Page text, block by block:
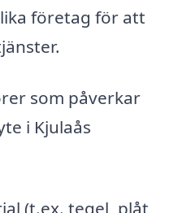
företag för att
som påverkar
i Kjulaås
(t.ex. tegel, plåt,